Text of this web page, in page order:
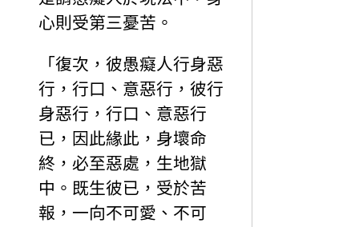
心則受第三憂苦。
「復次，彼愚癡人行身惡
行，行口、意惡行，彼行
身惡行，行口、意惡行
已，因此緣此，身壞命
終，必至惡處，生地獄
中。既生彼已，受於苦
報，一向不可愛、不可